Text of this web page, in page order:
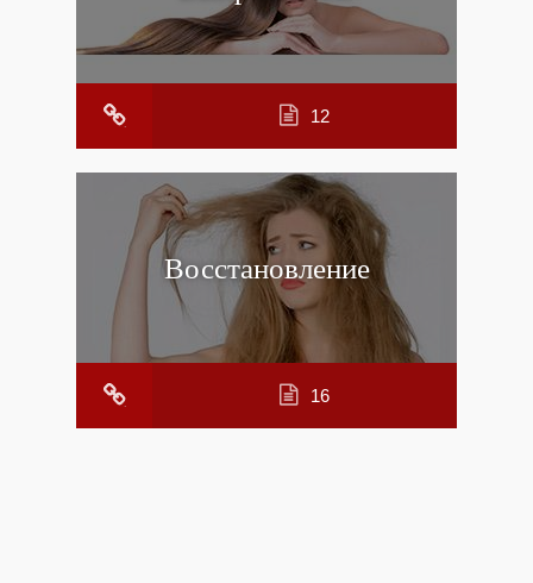
12
Восстановление
16